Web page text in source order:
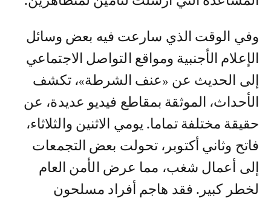
وفي الوقت الذي سارعت فيه بعض وسائل
الإعلام الأجنبية ومواقع التواصل الاجتماعي
إلى الحديث عن «عنف الشرطة»، تكشف
الأحداث، الموثقة بمقاطع فيديو عديدة، عن
حقيقة مختلفة تماما. يومي الاثنين والثلاثاء،
فاتح وثاني أكتوبر، تحولت بعض التجمعات
إلى أعمال شغب، مما عرض الأمن العام
لخطر كبير. فقد هاجم أفراد مسلحون